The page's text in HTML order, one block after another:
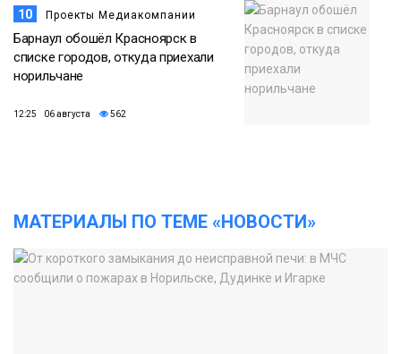
10 Проекты Медиакомпании
Барнаул обошёл Красноярск в
списке городов, откуда приехали
норильчане
12:25 06 августа 562
МАТЕРИАЛЫ ПО ТЕМЕ «НОВОСТИ»